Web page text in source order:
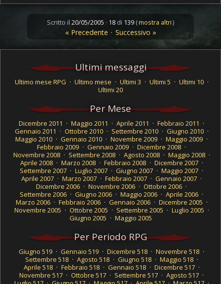
Scritto il 20/05/2005 · 18 di 139 (mostra altri)
« Precedente · Successivo »
Ultimi messaggi
Ultimo mese RPG · Ultimo mese · Ultimi 3 · Ultimi 5 · Ultimi 10 ·
Ultimi 20
Per Mese
Dicembre 2011 · Maggio 2011 · Aprile 2011 · Febbraio 2011 ·
Gennaio 2011 · Ottobre 2010 · Settembre 2010 · Giugno 2010 ·
Maggio 2010 · Gennaio 2010 · Novembre 2009 · Maggio 2009 ·
Febbraio 2009 · Gennaio 2009 · Dicembre 2008 ·
Novembre 2008 · Settembre 2008 · Agosto 2008 · Maggio 2008 ·
Aprile 2008 · Marzo 2008 · Febbraio 2008 · Dicembre 2007 ·
Settembre 2007 · Luglio 2007 · Giugno 2007 · Maggio 2007 ·
Aprile 2007 · Marzo 2007 · Febbraio 2007 · Gennaio 2007 ·
Dicembre 2006 · Novembre 2006 · Ottobre 2006 ·
Settembre 2006 · Giugno 2006 · Maggio 2006 · Aprile 2006 ·
Marzo 2006 · Febbraio 2006 · Gennaio 2006 · Dicembre 2005 ·
Novembre 2005 · Ottobre 2005 · Settembre 2005 · Luglio 2005 ·
Giugno 2005 · Maggio 2005
Per Periodo RPG
Giugno 519 · Gennaio 519 · Dicembre 518 · Novembre 518 ·
Settembre 518 · Agosto 518 · Giugno 518 · Maggio 518 ·
Aprile 518 · Febbraio 518 · Gennaio 518 · Dicembre 517 ·
Novembre 517 · Ottobre 517 · Settembre 517 · Agosto 517 ·